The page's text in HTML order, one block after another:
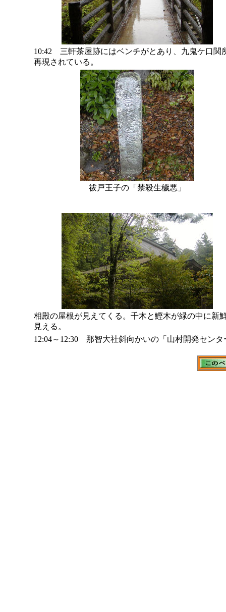
10:42 三軒茶屋跡にはベンチがとあり、九鬼ケ口関
再現されている。
祓戸王子の「禁殺生穢悪」
相殿の屋根が見えてくる。千木と鰹木が緑の中に新
見える。
12:04～12:30 那智大社斜向かいの「山村開発セン